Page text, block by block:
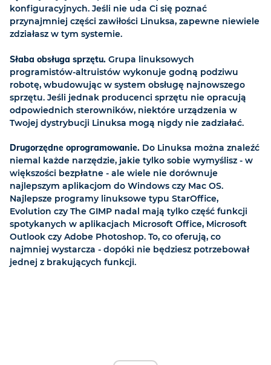
konfiguracyjnych. Jeśli nie uda Ci się poznać
przynajmniej części zawiłości Linuksa, zapewne niewiele
zdziałasz w tym systemie.
Słaba obsługa sprzętu. Grupa linuksowych
programistów-altruistów wykonuje godną podziwu
robotę, wbudowując w system obsługę najnowszego
sprzętu. Jeśli jednak producenci sprzętu nie opracują
odpowiednich sterowników, niektóre urządzenia w
Twojej dystrybucji Linuksa mogą nigdy nie zadziałać.
Drugorzędne oprogramowanie. Do Linuksa można znaleźć
niemal każde narzędzie, jakie tylko sobie wymyślisz - w
większości bezpłatne - ale wiele nie dorównuje
najlepszym aplikacjom do Windows czy Mac OS.
Najlepsze programy linuksowe typu StarOffice,
Evolution czy The GIMP nadal mają tylko część funkcji
spotykanych w aplikacjach Microsoft Office, Microsoft
Outlook czy Adobe Photoshop. To, co oferują, co
najmniej wystarcza - dopóki nie będziesz potrzebował
jednej z brakujących funkcji.